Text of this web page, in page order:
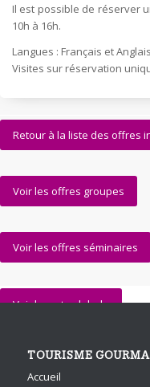
Il est possible de réserver
10h à 16h.
Langues : Français et Anglais
Visites sur réservation
Retour à la liste des offres
Voir les offres groupes
Voir les offres séminaires
Voir la carte globale
TOURISME
Accueil